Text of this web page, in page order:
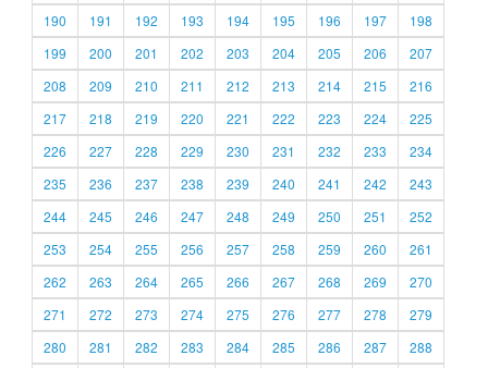
190
191 192 193 194 195 196 197
198
199
200 201 202 203 204 205 206
207
208
209 210 211 212 213 214 215
216
217
218 219 220 221 222 223 224
225
226
227 228 229 230 231 232 233
234
235
236 237 238 239 240 241 242
243
244
245 246 247 248 249 250 251
252
253
254 255 256 257 258 259 260
261
262
263 264 265 266 267 268 269
270
271
272 273 274 275 276 277 278
279
280
281 282 283 284 285 286 287
288